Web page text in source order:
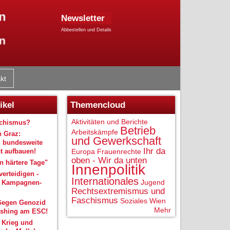
Newsletter
Abbestellen und Details
Graz:
bundesweite
aufbauen!
härtere Tage"
-
Genozid
am ESC!
Krieg und
Themencloud
Aktivitäten und Berichte
Arbeitskämpfe Betrieb
und Gewerkschaft
Europa Frauenrechte Ihr da
oben - Wir da unten
Innenpolitik
Internationales Jugend
Rechtsextremismus und
Faschismus Soziales Wien
Mehr